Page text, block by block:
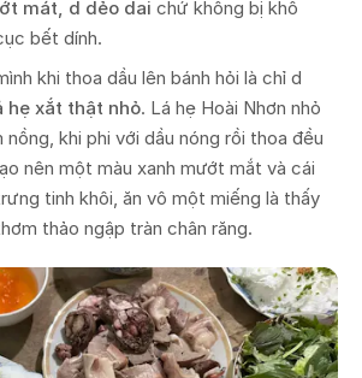
mát, d dẻo dai chứ không bị khô
bết dính.
khi thoa dầu lên bánh hỏi là chỉ d
hẹ xắt thật nhỏ. Lá hẹ Hoài Nhơn nhỏ
khi phi với dầu nóng rồi thoa đều
nên một màu xanh mướt mắt và cái
tinh khôi, ăn vô một miếng là thấy
thảo ngập tràn chân răng.